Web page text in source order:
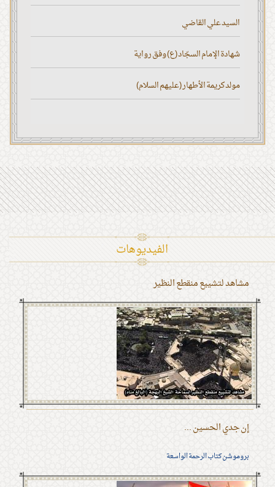
السيد علي القاضي
شهادة الإمام السجّاد (ع) وفق رواية
مولد كريمة الأطهار (عليهم السلام)
الفیدیوهات
مشاهد لتشييع منقطع النظير
إن جدي الحسين ...
بروموشن كتاب الرحمة الواسعة